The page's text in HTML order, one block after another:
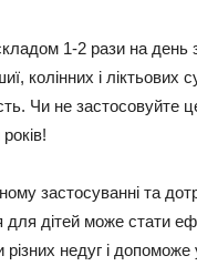
1-2 рази на день
колінних і ліктьових
Чи не застосовуйте
застосуванні та
для дітей може стати
різних недуг і